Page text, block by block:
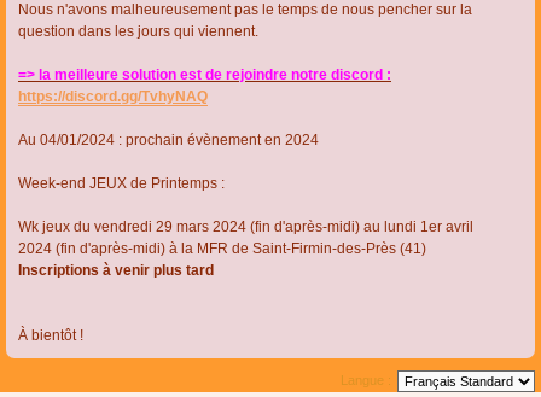
Nous n'avons malheureusement pas le temps de nous pencher sur la
question dans les jours qui viennent.
=> la meilleure solution est de rejoindre notre discord :
https://discord.gg/TvhyNAQ
Au 04/01/2024 : prochain évènement en 2024
Week-end JEUX de Printemps :
Wk jeux du vendredi 29 mars 2024 (fin d'après-midi) au lundi 1er avril
2024 (fin d'après-midi) à la MFR de Saint-Firmin-des-Près (41)
Inscriptions à venir plus tard
À bientôt !
Langue :